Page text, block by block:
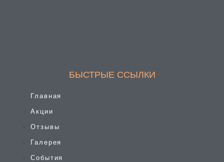
БЫСТРЫЕ ССЫЛКИ
Главная
Акции
Отзывы
Галерея
События